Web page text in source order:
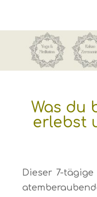
Was du
erlebst
Dieser 7-